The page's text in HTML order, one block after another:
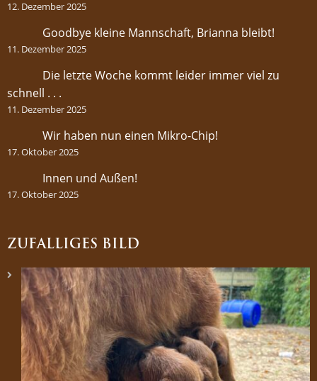
12. Dezember 2025
Goodbye kleine Mannschaft, Brianna bleibt!
11. Dezember 2025
Die letzte Woche kommt leider immer viel zu
schnell . . .
11. Dezember 2025
Wir haben nun einen Mikro-Chip!
17. Oktober 2025
Innen und Außen!
17. Oktober 2025
ZUFÄLLIGES BILD